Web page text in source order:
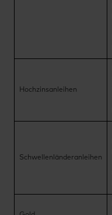
Hochzinsanleihen
Schwellenländeranleihen